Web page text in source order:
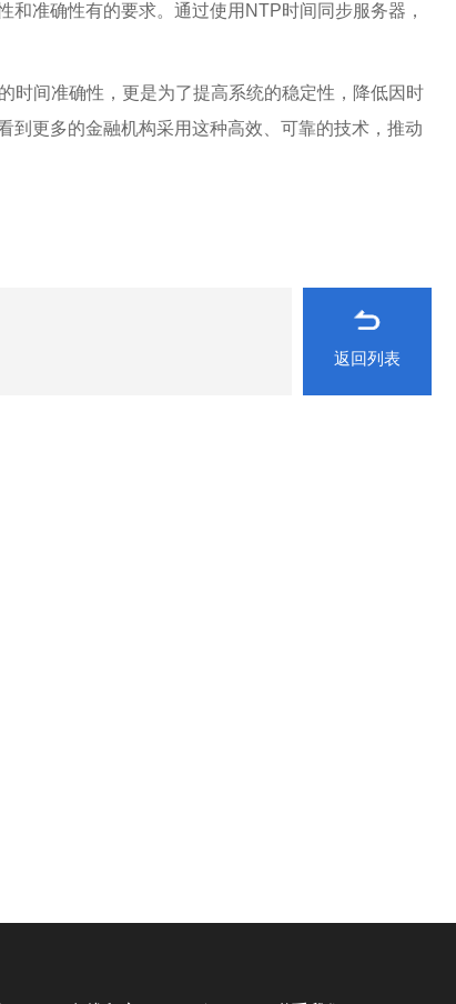
准确性有的要求。通过使用NTP时间同步服务器，
时间准确性，更是为了提高系统的稳定性，降低因时
到更多的金融机构采用这种高效、可靠的技术，推动
返回列表